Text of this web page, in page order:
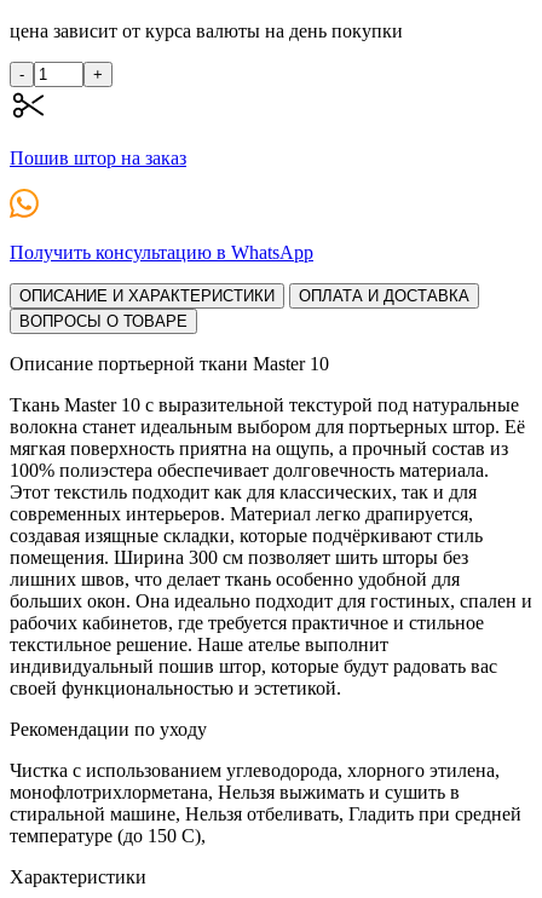
цена зависит от курса валюты на день покупки
- +
Пошив штор на заказ
Получить консультацию в WhatsApp
ОПИСАНИЕ И ХАРАКТЕРИСТИКИ
ОПЛАТА И ДОСТАВКА
ВОПРОСЫ О ТОВАРЕ
Описание портьерной ткани Master 10
Ткань Master 10 с выразительной текстурой под натуральные
волокна станет идеальным выбором для портьерных штор. Её
мягкая поверхность приятна на ощупь, а прочный состав из
100% полиэстера обеспечивает долговечность материала.
Этот текстиль подходит как для классических, так и для
современных интерьеров. Материал легко драпируется,
создавая изящные складки, которые подчёркивают стиль
помещения. Ширина 300 см позволяет шить шторы без
лишних швов, что делает ткань особенно удобной для
больших окон. Она идеально подходит для гостиных, спален и
рабочих кабинетов, где требуется практичное и стильное
текстильное решение. Наше ателье выполнит
индивидуальный пошив штор, которые будут радовать вас
своей функциональностью и эстетикой.
Рекомендации по уходу
Чистка с использованием углеводорода, хлорного этилена,
монофлотрихлорметана, Нельзя выжимать и сушить в
стиральной машине, Нельзя отбеливать, Гладить при средней
температуре (до 150 С),
Характеристики